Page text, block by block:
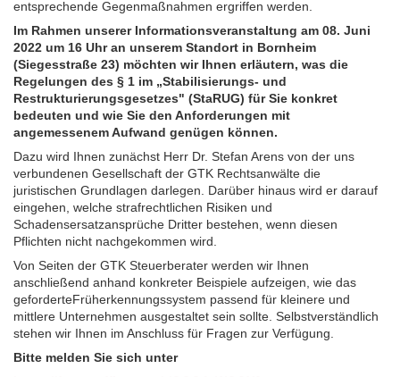
entsprechende Gegenmaßnahmen ergriffen werden.
Im Rahmen unserer Informationsveranstaltung am 08. Juni
2022 um 16 Uhr an unserem Standort in Bornheim
(Siegesstraße 23) möchten wir Ihnen erläutern, was die
Regelungen des § 1 im „Stabilisierungs- und
Restrukturierungsgesetzes" (StaRUG) für Sie konkret
bedeuten und wie Sie den Anforderungen mit
angemessenem Aufwand genügen können.
Dazu wird Ihnen zunächst Herr Dr. Stefan Arens von der uns
verbundenen Gesellschaft der GTK Rechtsanwälte die
juristischen Grundlagen darlegen. Darüber hinaus wird er darauf
eingehen, welche strafrechtlichen Risiken und
Schadensersatzansprüche Dritter bestehen, wenn diesen
Pflichten nicht nachgekommen wird.
Von Seiten der GTK Steuerberater werden wir Ihnen
anschließend anhand konkreter Beispiele aufzeigen, wie das
geforderteFrüherkennungssystem passend für kleinere und
mittlere Unternehmen ausgestaltet sein sollte. Selbstverständlich
stehen wir Ihnen im Anschluss für Fragen zur Verfügung.
Bitte melden Sie sich unter